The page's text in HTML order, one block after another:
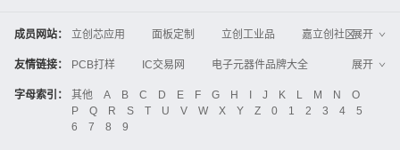
成员网站： 立创芯应用 面板定制 立创工业品
嘉立创社区
3D打印
嘉立创FPC 嘉立创PCB
嘉立创FA
Global Website LCSC
ZXHPCB
展开
友情链接： PCB打样 IC交易网
电子元器件品牌大全
中国IC网
智能电网 机电设备
电子工程网
晶振
电子技术应用 21icsearch
电子展
展开
字母索引： 其他 A B C D E F G H J K L M N
O
P
Q R S T U V W X Y Z 0 1 2 3 4
5
6
7 8 9